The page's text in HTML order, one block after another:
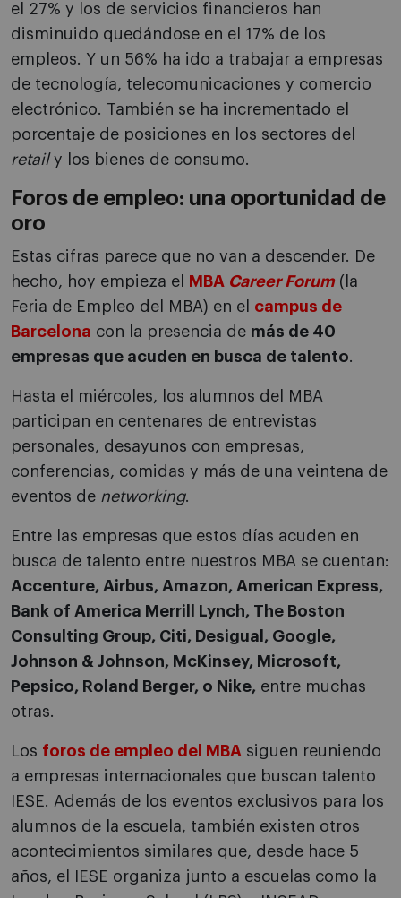
el 27% y los de servicios financieros han
disminuido quedándose en el 17% de los
empleos. Y un 56% ha ido a trabajar a empresas
de tecnología, telecomunicaciones y comercio
electrónico. También se ha incrementado el
porcentaje de posiciones en los sectores del
retaily los bienes de consumo.
Foros de empleo: una oportunidad de
oro
Estas cifras parece que no van a descender. De
hecho, hoy empieza el
MBA Career Forum(la
Feria de Empleo del MBA) en el campus de
Barcelona con la presencia de más de 40
empresas que acuden en busca de talento.
Hasta el miércoles, los alumnos del MBA
participan en centenares de entrevistas
personales, desayunos con empresas,
conferencias, comidas y más de una veintena de
eventos de networking.
Entre las empresas que estos días acuden en
busca de talento entre nuestros MBA se cuentan:
Accenture, Airbus, Amazon, American Express,
Bank of America Merrill Lynch, The Boston
Consulting Group, Citi, Desigual, Google,
Johnson & Johnson, McKinsey, Microsoft,
Pepsico, Roland Berger, o Nike, entre muchas
otras.
Los foros de empleo del MBA siguen reuniendo
a empresas internacionales que buscan talento
IESE. Además de los eventos exclusivos para los
alumnos de la escuela, también existen otros
acontecimientos similares que, desde hace 5
años, el IESE organiza junto a escuelas como la